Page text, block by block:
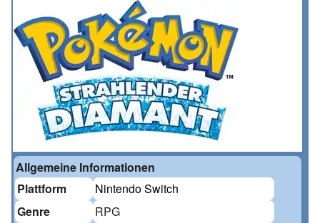
Allgemeine Informationen
Plattform
Nintendo Switch
Genre
RPG